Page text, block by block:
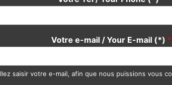
Votre e-mail / Your E-mail (*) *
saisir votre e-mail, afin que nous puissions vous